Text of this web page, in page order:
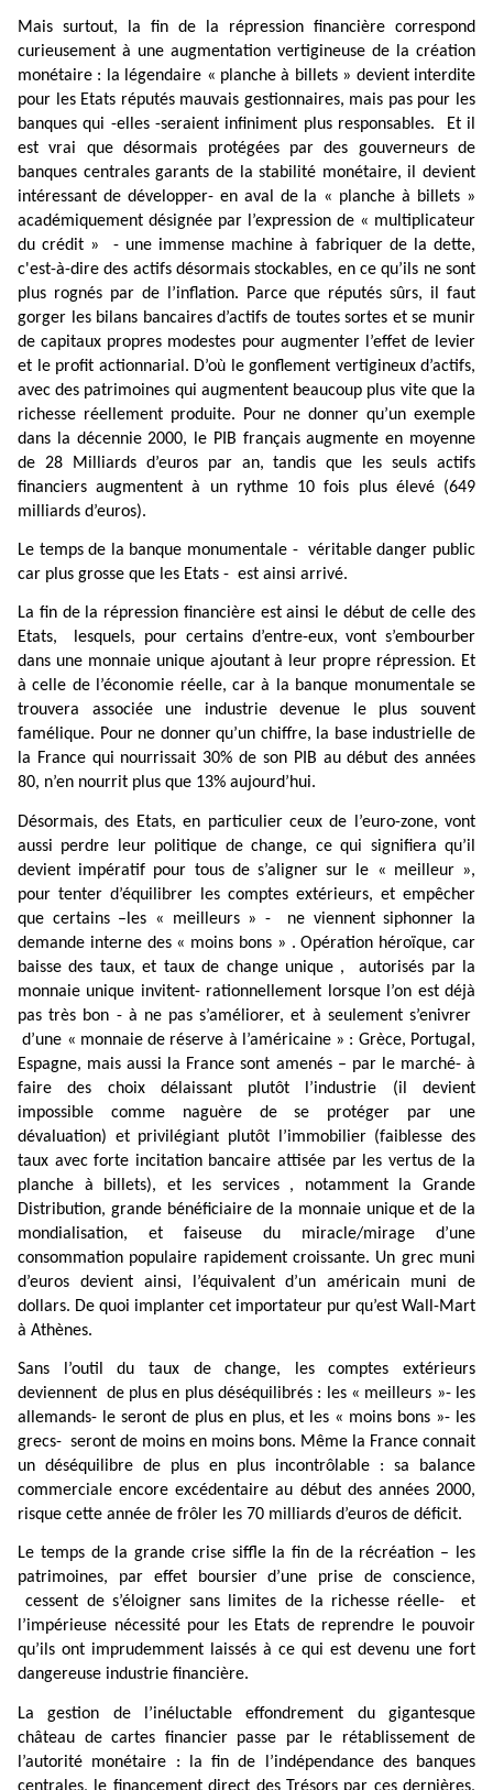
Mais surtout, la fin de la répression financière correspond
curieusement à une augmentation vertigineuse de la création
monétaire : la légendaire « planche à billets » devient interdite
pour les Etats réputés mauvais gestionnaires, mais pas pour les
banques qui -elles -seraient infiniment plus responsables.
Et il
est vrai que désormais protégées par des gouverneurs de
banques centrales garants de la stabilité monétaire, il devient
intéressant de développer- en aval de la « planche à billets »
académiquement désignée par l’expression de « multiplicateur
du crédit »
- une immense machine à fabriquer de la dette,
c'est-à-dire des actifs désormais stockables, en ce qu’ils ne sont
plus rognés par de l’inflation. Parce que réputés sûrs, il faut
gorger les bilans bancaires d’actifs de toutes sortes et se munir
de capitaux propres modestes pour augmenter l’effet de levier
et le profit actionnarial. D’où le gonflement vertigineux d’actifs,
avec des patrimoines qui augmentent beaucoup plus vite que la
richesse réellement produite. Pour ne donner qu’un exemple
dans la décennie 2000, le PIB français augmente en moyenne
de 28 Milliards d’euros par an, tandis que les seuls actifs
financiers augmentent à un rythme 10 fois plus élevé (649
milliards d’euros).
Le temps de la banque monumentale - véritable danger public
car plus grosse que les Etats - est ainsi arrivé.
La fin de la répression financière est ainsi le début de celle des
Etats,
lesquels, pour certains d’entre-eux, vont s’embourber
dans une monnaie unique ajoutant à leur propre répression. Et
à celle de l’économie réelle, car à la banque monumentale se
trouvera associée une industrie devenue le plus souvent
famélique. Pour ne donner qu’un chiffre, la base industrielle de
la France qui nourrissait 30% de son PIB au début des années
80, n’en nourrit plus que 13% aujourd’hui.
Désormais, des Etats, en particulier ceux de l’euro-zone, vont
aussi perdre leur politique de change, ce qui signifiera qu’il
devient impératif pour tous de s’aligner sur le « meilleur »,
pour tenter d’équilibrer les comptes extérieurs, et empêcher
que certains –les « meilleurs » -
ne viennent siphonner la
demande interne des « moins bons » . Opération héroïque, car
baisse des taux, et taux de change unique ,
autorisés par la
monnaie unique invitent- rationnellement lorsque l’on est déjà
pas très bon - à ne pas s’améliorer, et à seulement s’enivrer
d’une « monnaie de réserve à l’américaine » : Grèce, Portugal,
Espagne, mais aussi la France sont amenés – par le marché- à
faire des choix délaissant plutôt l’industrie (il devient
impossible comme naguère de se protéger par une
dévaluation) et privilégiant plutôt l’immobilier (faiblesse des
taux avec forte incitation bancaire attisée par les vertus de la
planche à billets), et les services , notamment la Grande
Distribution, grande bénéficiaire de la monnaie unique et de la
mondialisation, et faiseuse du miracle/mirage d’une
consommation populaire rapidement croissante. Un grec muni
d’euros devient ainsi, l’équivalent d’un américain muni de
dollars. De quoi implanter cet importateur pur qu’est Wall-Mart
à Athènes.
Sans l’outil du taux de change, les comptes extérieurs
deviennent de plus en plus déséquilibrés : les « meilleurs »- les
allemands- le seront de plus en plus, et les « moins bons »- les
grecs- seront de moins en moins bons. Même la France connait
un déséquilibre de plus en plus incontrôlable : sa balance
commerciale encore excédentaire au début des années 2000,
risque cette année de frôler les 70 milliards d’euros de déficit.
Le temps de la grande crise siffle la fin de la récréation – les
patrimoines, par effet boursier d’une prise de conscience,
cessent de s’éloigner sans limites de la richesse réelle-
et
l’impérieuse nécessité pour les Etats de reprendre le pouvoir
qu’ils ont imprudemment laissés à ce qui est devenu une fort
dangereuse industrie financière.
La gestion de l’inéluctable effondrement du gigantesque
château de cartes financier passe par le rétablissement de
l’autorité monétaire : la fin de l’indépendance des banques
centrales, le financement direct des Trésors par ces dernières,